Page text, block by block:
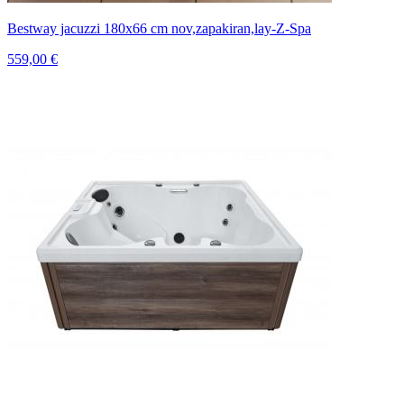
Bestway jacuzzi 180x66 cm nov,zapakiran,lay-Z-Spa
559,00 €